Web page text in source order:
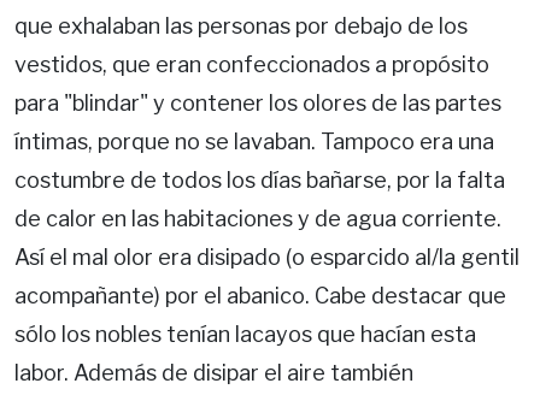
que exhalaban las personas por debajo de los
vestidos, que eran confeccionados a propósito
para "blindar" y contener los olores de las partes
íntimas, porque no se lavaban. Tampoco era una
costumbre de todos los días bañarse, por la falta
de calor en las habitaciones y de agua corriente.
Así el mal olor era disipado (o esparcido al/la gentil
acompañante) por el abanico. Cabe destacar que
sólo los nobles tenían lacayos que hacían esta
labor. Además de disipar el aire también